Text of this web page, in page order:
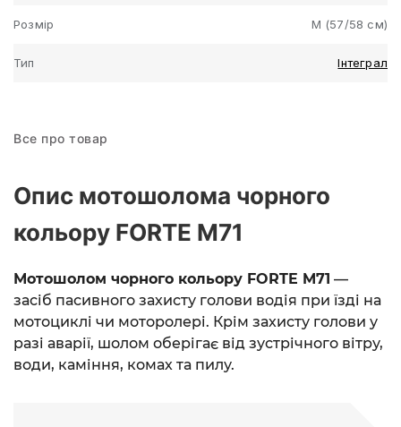
Розмір M (57/58 см)
Тип Інтеграл
Все про товар
Опис мотошолома чорного
кольору FORTE M71
Мотошолом чорного кольору FORTE M71 —
засіб пасивного захисту голови водія при їзді на
мотоциклі чи моторолері. Крім захисту голови у
разі аварії, шолом оберігає від зустрічного вітру,
води, каміння, комах та пилу.